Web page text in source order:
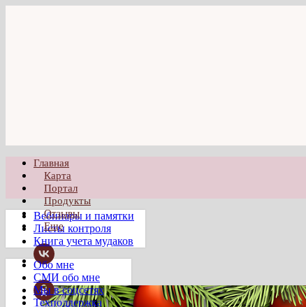
Главная
Карта
Портал
Продукты
Отзывы
Еще
Вебинары и памятки
Листы контроля
Книга учета мудаков
Обо мне
СМИ обо мне
Мы в соцсетях
Техподдержка